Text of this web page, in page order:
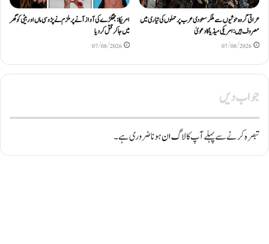
عراقی گروہ حوثیوں سے ملکر سعودی عرب پر حملوں کی تیاری میں
مصروف ہیں: امریکی میڈیا کا دعویٰ
07/08/2026
امریکا: جھگڑے کی آواز آنے پر ملزم نے پڑوسی ماں اور بیٹی کو گھر
میں جا کر قتل کر دیا
07/08/2026
جواب دیں
تبصرہ کرنے سے پہلے آپ کالاگ انہونا ضروری ہے۔